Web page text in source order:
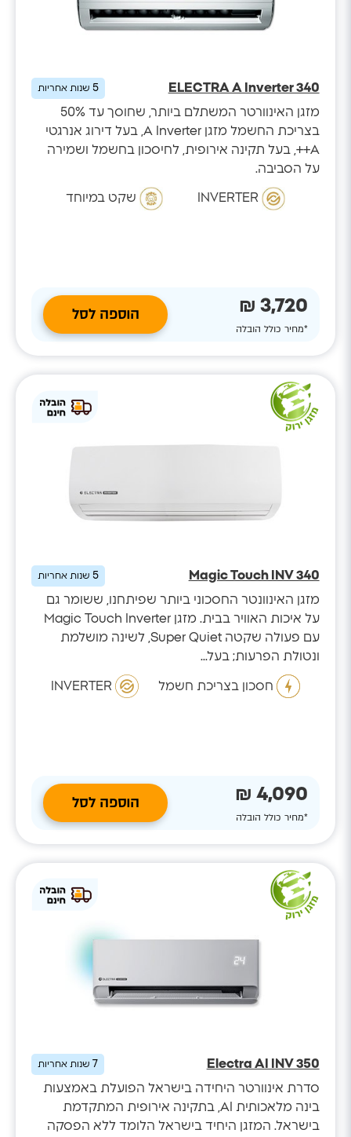
ELECTRA A Inverter 340
5שנות אחריות
מזגן האינוורטר המשתלם ביותר, שחוסך עד 50%
בצריכת החשמל מזגן A Inverter, בעל דירוג אנרגטי
A++, בעל תקינה אירופית, לחיסכון בחשמל ושמירה
על הסביבה.
INVERTER שקט במיוחד
3,720 ₪
*מחיר כולל הובלה
הוספה לסל
Magic Touch INV 340
5שנות אחריות
מזגן האינוונטר החסכוני ביותר שפיתחנו, ששומר גם
על איכות האוויר בבית. מזגן Magic Touch Inverter
עם פעולה שקטה Super Quiet, לשינה מושלמת
ונטולת הפרעות; בעל...
חסכון בצריכת חשמל INVERTER
4,090 ₪
*מחיר כולל הובלה
הוספה לסל
Electra AI INV 350
7שנות אחריות
סדרת אינוורטר היחידה בישראל הפועלת באמצעות
בינה מלאכותית AI, בתקינה אירופית המתקדמת
בישראל. המזגן היחיד בישראל הלומד ללא הפסקה